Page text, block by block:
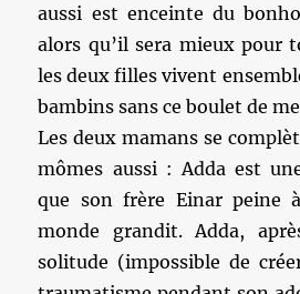
aussi est enceinte du
alors qu’il sera mieux pour
les deux filles vivent
bambins sans ce boulet de
Les deux mamans se
mômes aussi : Adda est
que son frère Einar peine
monde grandit. Adda,
solitude (impossible de